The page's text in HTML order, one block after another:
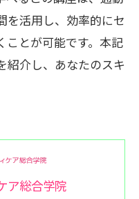
を活用し、効率的にセ
ことが可能です。本記
紹介し、あなたのスキ
ア総合学院